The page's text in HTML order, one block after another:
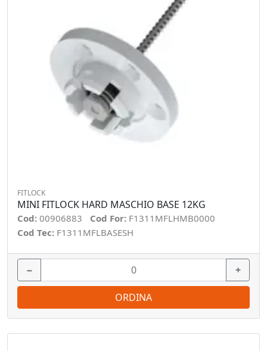
FITLOCK
MINI FITLOCK HARD MASCHIO BASE 12KG
Cod: 00906883 Cod For: F1311MFLHMB0000
Cod Tec: F1311MFLBASESH
− +
ORDINA